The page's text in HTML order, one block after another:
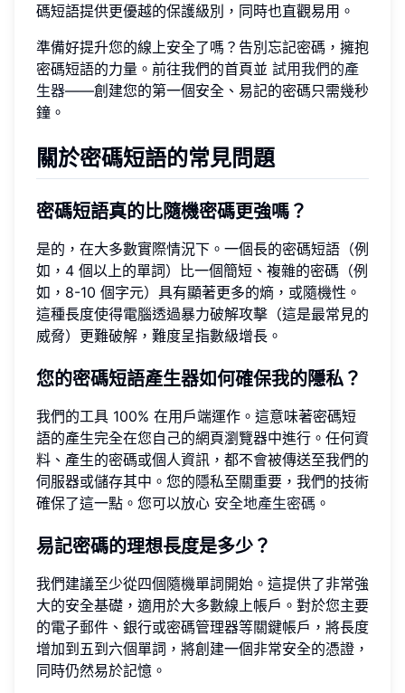
碼短語提供更優越的保護級別，同時也直觀易用。
準備好提升您的線上安全了嗎？告別忘記密碼，擁抱
密碼短語的力量。前往我們的首頁並 試用我們的產
生器——創建您的第一個安全、易記的密碼只需幾秒
鐘。
關於密碼短語的常見問題
密碼短語真的比隨機密碼更強嗎？
是的，在大多數實際情況下。一個長的密碼短語（例
如，4 個以上的單詞）比一個簡短、複雜的密碼（例
如，8-10 個字元）具有顯著更多的熵，或隨機性。
這種長度使得電腦透過暴力破解攻擊（這是最常見的
威脅）更難破解，難度呈指數級增長。
您的密碼短語產生器如何確保我的隱私？
我們的工具 100% 在用戶端運作。這意味著密碼短
語的產生完全在您自己的網頁瀏覽器中進行。任何資
料、產生的密碼或個人資訊，都不會被傳送至我們的
伺服器或儲存其中。您的隱私至關重要，我們的技術
確保了這一點。您可以放心 安全地產生密碼 。
易記密碼的理想長度是多少？
我們建議至少從四個隨機單詞開始。這提供了非常強
大的安全基礎，適用於大多數線上帳戶。對於您主要
的電子郵件、銀行或密碼管理器等關鍵帳戶，將長度
增加到五到六個單詞，將創建一個非常安全的憑證，
同時仍然易於記憶。